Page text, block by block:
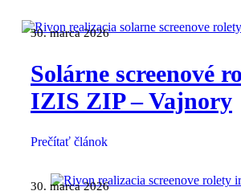
30. marca 2026
Solárne screenové
IZIS ZIP – Vajnory
Prečítať článok
30. marca 2026